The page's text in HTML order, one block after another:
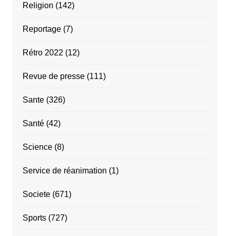
Religion (142)
Reportage(7)
Rétro 2022 (12)
Revue de presse(111)
Sante(326)
Santé(42)
Science(8)
Service de réanimation (1)
Societe(671)
Sports(727)